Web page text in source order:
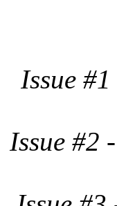
Issue
Issue #2